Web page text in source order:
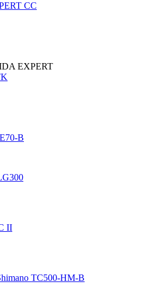
CC
EXPERT
B
II
TC500-HM-B